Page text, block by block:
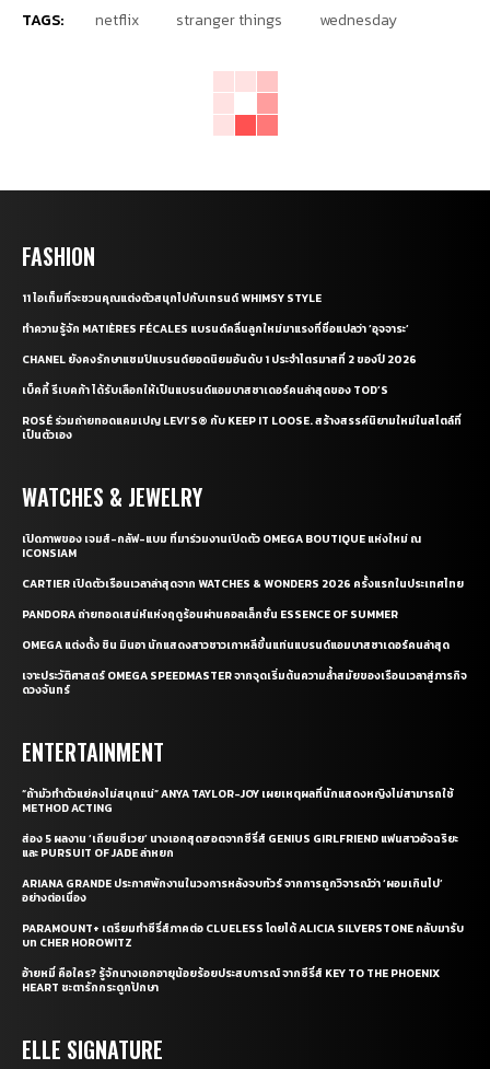
TAGS: netflix stranger things wednesday
FASHION
11 ไอเท็มที่จะชวนคุณแต่งตัวสนุกไปกับเทรนด์ WHIMSY STYLE
ทำความรู้จัก MATIÈRES FÉCALES แบรนด์คลื่นลูกใหม่มาแรงที่ชื่อแปลว่า ‘อุจจาระ’
CHANEL ยังคงรักษาแชมป์แบรนด์ยอดนิยมอันดับ 1 ประจำไตรมาสที่ 2 ของปี 2026
เบ็คกี้ รีเบคก้า ได้รับเลือกให้เป็นแบรนด์แอมบาสซาเดอร์คนล่าสุดของ TOD’S
ROSÉ ร่วมถ่ายทอดแคมเปญ LEVI’S® กับ KEEP IT LOOSE. สร้างสรรค์นิยามใหม่ในสไตล์ที่
เป็นตัวเอง
WATCHES & JEWELRY
เปิดภาพของ เจมส์-กลัฟ-แบม ที่มาร่วมงานเปิดตัว OMEGA BOUTIQUE แห่งใหม่ ณ
ICONSIAM
CARTIER เปิดตัวเรือนเวลาล่าสุดจาก WATCHES & WONDERS 2026 ครั้งแรกในประเทศไทย
PANDORA ถ่ายทอดเสน่ห์แห่งฤดูร้อนผ่านคอลเล็กชั่น ESSENCE OF SUMMER
OMEGA แต่งตั้ง ชิน มินอา นักแสดงสาวชาวเกาหลีขึ้นแท่นแบรนด์แอมบาสซาเดอร์คนล่าสุด
เจาะประวัติศาสตร์ OMEGA SPEEDMASTER จากจุดเริ่มต้นความล้ำสมัยของเรือนเวลาสู่ภารกิจ
ดวงจันทร์
ENTERTAINMENT
“ถ้ามัวทำตัวแย่คงไม่สนุกแน่” ANYA TAYLOR-JOY เผยเหตุผลที่นักแสดงหญิงไม่สามารถใช้
METHOD ACTING
ส่อง 5 ผลงาน ‘เถียนซีเวย’ นางเอกสุดฮอตจากซีรี่ส์ GENIUS GIRLFRIEND แฟนสาวอัจฉริยะ
และ PURSUIT OF JADE ล่าหยก
ARIANA GRANDE ประกาศพักงานในวงการหลังจบทัวร์ จากการถูกวิจารณ์ว่า ‘ผอมเกินไป’
อย่างต่อเนื่อง
PARAMOUNT+ เตรียมทำซีรี่ส์ภาคต่อ CLUELESS โดยได้ ALICIA SILVERSTONE กลับมารับ
บท CHER HOROWITZ
อ้ายหมี่ คือใคร? รู้จักนางเอกอายุน้อยร้อยประสบการณ์ จากซีรี่ส์ KEY TO THE PHOENIX
HEART ชะตารักกระดูกปักษา
ELLE SIGNATURE